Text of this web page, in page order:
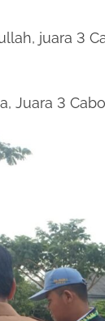
juara 3
Juara 3